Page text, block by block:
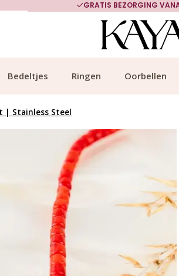
GRATIS BEZORGING
Bedeltjes Ringen Oorbellen
| Stainless Steel